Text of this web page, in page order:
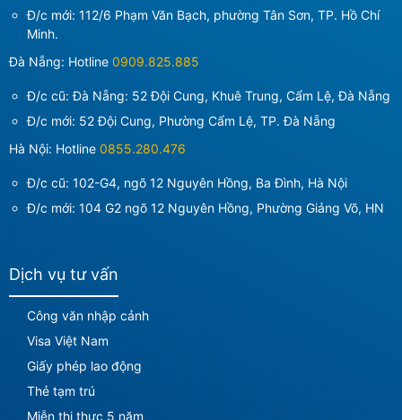
Đ/c mới: 112/6 Phạm Văn Bạch, phường Tân Sơn, TP. Hồ Chí
Minh.
Đà Nẵng: Hotline 0909.825.885
Đ/c cũ: Đà Nẵng: 52 Đội Cung, Khuê Trung, Cẩm Lệ, Đà Nẵng
Đ/c mới: 52 Đội Cung, Phường Cẩm Lệ, TP. Đà Nẵng
Hà Nội: Hotline 0855.280.476
Đ/c cũ: 102-G4, ngõ 12 Nguyên Hồng, Ba Đình, Hà Nội
Đ/c mới: 104 G2 ngõ 12 Nguyên Hồng, Phường Giảng Võ, HN
Dịch vụ tư vấn
Công văn nhập cảnh
Visa Việt Nam
Giấy phép lao động
Thẻ tạm trú
Miễn thị thực 5 năm